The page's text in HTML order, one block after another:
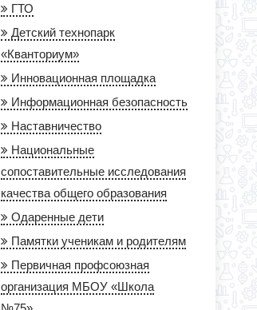
ГТО
Детский технопарк
«Кванториум»
Инновационная площадка
Информационная безопасность
Наставничество
Национальные
сопоставительные исследования
качества общего образования
Одаренные дети
Памятки ученикам и родителям
Первичная профсоюзная
организация МБОУ «Школа